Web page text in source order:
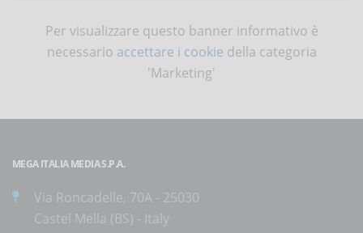
Per visualizzare questo banner informativo è
necessario accettare i cookie della categoria
'Marketing'
MEGA ITALIA MEDIA S.P.A.
Via Roncadelle, 70A - 25030
Castel Mella (BS) - Italy